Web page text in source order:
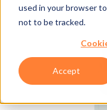
used in your browser
not to be tracked.
Accept